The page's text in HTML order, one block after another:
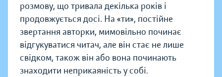
розмову, що тривала декілька років і
продовжується досі. На «ти», постійне
звертання авторки, мимовільно починає
відгукуватися читач, але він стає не лише
свідком, також він або вона починають
знаходити неприкаяність у собі.